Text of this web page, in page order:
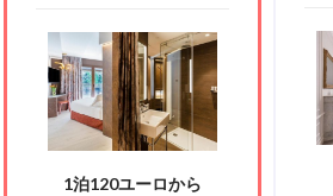
1泊120ユーロから